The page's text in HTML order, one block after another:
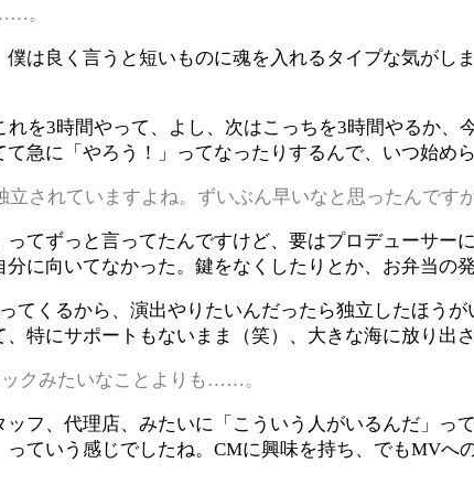
。
は良く言うと短いものに魂を入れるタイプな気がし
を3時間やって、よし、次はこっちを3時間やるか
急に「やろう！」ってなったりするんで、いつ始め
されていますよね。ずいぶん早いなと思ったんですが
てずっと言ってたんですけど、要はプロデューサー
に向いてなかった。鍵をなくしたりとか、お弁当の
てくるから、演出やりたいんだったら独立したほう
特にサポートもないまま（笑）、大きな海に放り出
クみたいなことよりも……。
フ、代理店、みたいに「こういう人がいるんだ」
ていう感じでしたね。CMに興味を持ち、でもMV